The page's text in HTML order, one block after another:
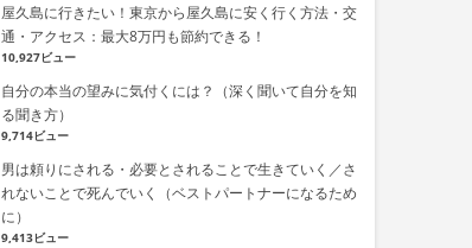
屋久島に行きたい！東京から屋久島に安く行く方法・交
通・アクセス：最大8万円も節約できる！
10,927ビュー
自分の本当の望みに気付くには？（深く聞いて自分を知
る聞き方）
9,714ビュー
男は頼りにされる・必要とされることで生きていく／さ
れないことで死んでいく（ベストパートナーになるため
に）
9,413ビュー